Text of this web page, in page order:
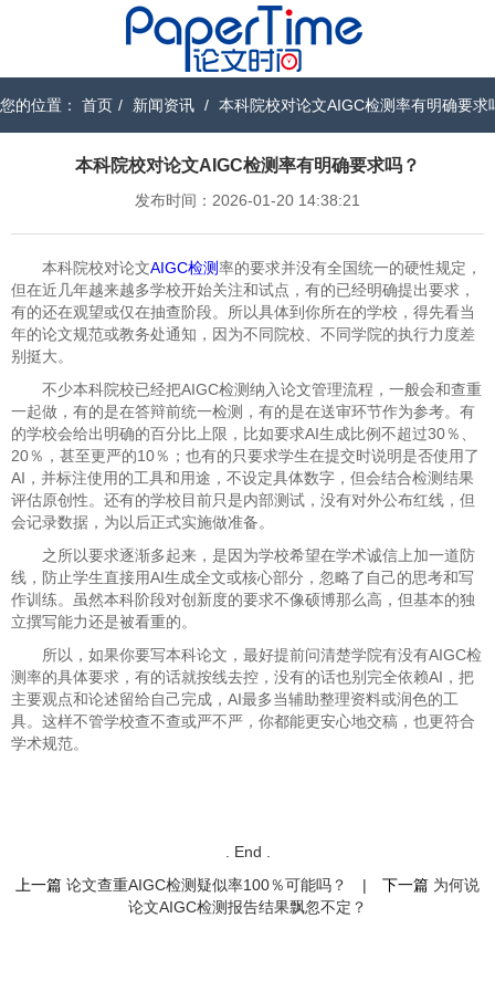
您的位置： 首页 / 新闻资讯 / 本科院校对论文AIGC检测率有明确要求
本科院校对论文AIGC检测率有明确要求吗？
发布时间：2026-01-20 14:38:21
本科院校对论文AIGC检测率的要求并没有全国统一的硬性规定，
但在近几年越来越多学校开始关注和试点，有的已经明确提出要求，
有的还在观望或仅在抽查阶段。所以具体到你所在的学校，得先看当
年的论文规范或教务处通知，因为不同院校、不同学院的执行力度差
别挺大。
不少本科院校已经把AIGC检测纳入论文管理流程，一般会和查重
一起做，有的是在答辩前统一检测，有的是在送审环节作为参考。有
的学校会给出明确的百分比上限，比如要求AI生成比例不超过30％、
20％，甚至更严的10％；也有的只要求学生在提交时说明是否使用了
AI，并标注使用的工具和用途，不设定具体数字，但会结合检测结果
评估原创性。还有的学校目前只是内部测试，没有对外公布红线，但
会记录数据，为以后正式实施做准备。
之所以要求逐渐多起来，是因为学校希望在学术诚信上加一道防
线，防止学生直接用AI生成全文或核心部分，忽略了自己的思考和写
作训练。虽然本科阶段对创新度的要求不像硕博那么高，但基本的独
立撰写能力还是被看重的。
所以，如果你要写本科论文，最好提前问清楚学院有没有AIGC检
测率的具体要求，有的话就按线去控，没有的话也别完全依赖AI，把
主要观点和论述留给自己完成，AI最多当辅助整理资料或润色的工
具。这样不管学校查不查或严不严，你都能更安心地交稿，也更符合
学术规范。
. End .
上一篇 论文查重AIGC检测疑似率100％可能吗？ | 下一篇 为何说
论文AIGC检测报告结果飘忽不定？